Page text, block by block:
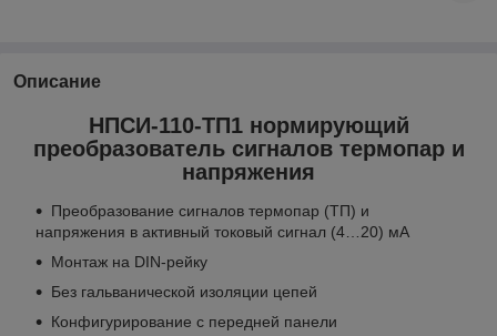
Описание
НПСИ-110-ТП1 нормирующий
преобразователь сигналов термопар и
напряжения
Преобразование сигналов термопар (ТП) и
напряжения в активный токовый сигнал (4…20) мА
Монтаж на DIN-рейку
Без гальванической изоляции цепей
Конфигурирование с передней панели